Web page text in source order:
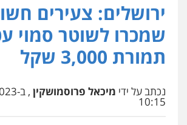
גל דהן – משרד עורך דין
פלילי פשיעה חמורה סמים
וחקירות
0544723840
פלילי עורכי דין לענייני אסירים
סמים רכוש
ירושלים: צעירים
שמכרו לשוטר סמוי
תמורת 3,000 שקל
נכתב על ידי מיכאל פרוסמושקין , ב-
10:15